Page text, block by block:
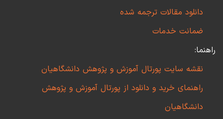
دانلود مقالات ترجمه شده
ضمانت خدمات
راهنما:
نقشه سایت پورتال آموزش و پژوهش دانشگاهیان
راهنمای خرید و دانلود از پورتال آموزش و پژوهش
دانشگاهیان